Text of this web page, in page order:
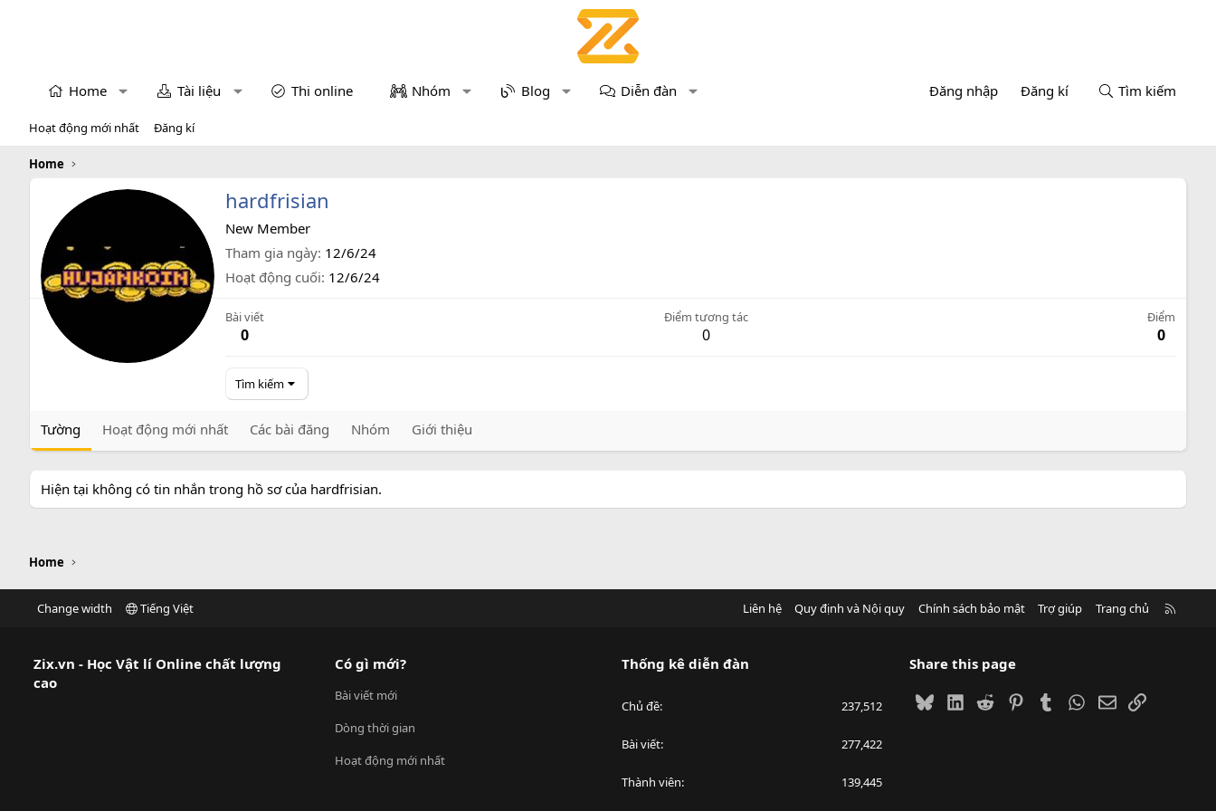
Home Tài liệu Thi online Nhóm Blog Diễn đàn Đăng nhập Đăng kí Tìm kiếm
Hoạt động mới nhất Đăng kí
Home
hardfrisian
New Member
Tham gia ngày 12/6/24
Hoạt động cuối 12/6/24
Bài viết
0
Điểm tương tác
0
Điểm
0
Tìm kiếm
Tường Hoạt động mới nhất Các bài đăng Nhóm Giới thiệu
Hiện tại không có tin nhắn trong hồ sơ của hardfrisian.
Home
Change width Tiếng Việt Liên hệ Quy định và Nội quy Chính sách bảo mật Trợ giúp Trang chủ
Zix.vn - Học Vật lí Online chất lượng
cao
Có gì mới?
Bài viết mới
Dòng thời gian
Hoạt động mới nhất
Thống kê diễn đàn
Chủ đề 237,512
Bài viết 277,422
Thành viên 139,445
Share this page
BlueskyLinkedIn
Reddit PinterestTumblrWhatsApp
EmailLink